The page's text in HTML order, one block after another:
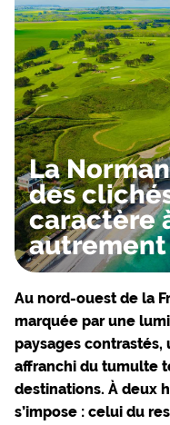
La
des
caractère
autrement
Au nord-ouest de la
marquée par une
paysages contrastés,
affranchi du tumulte
destinations. À deux
s’impose : celui du